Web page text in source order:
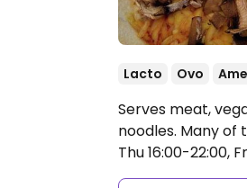
Lacto Ovo
Serves meat,
noodles. Many of
Thu 16:00-22:00,